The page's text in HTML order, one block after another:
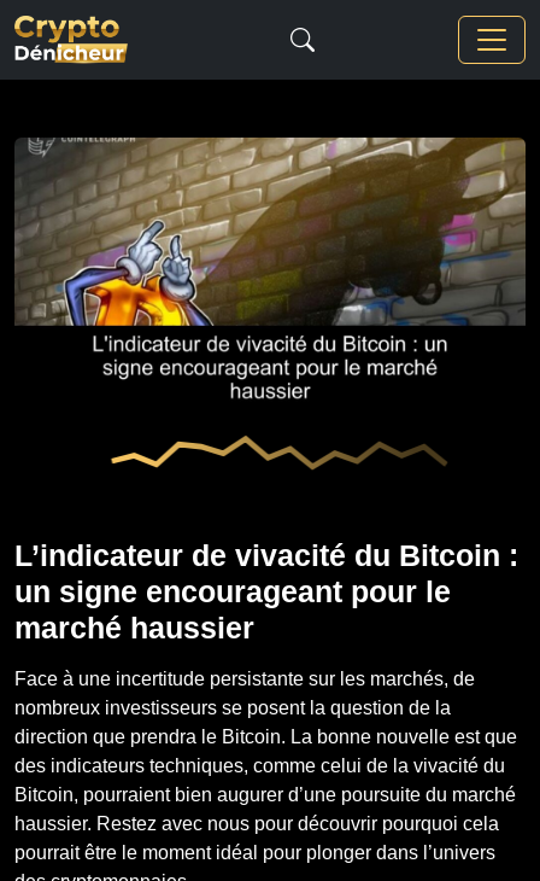
L’indicateur de vivacité du Bitcoin :
un signe encourageant pour le
marché haussier
Face à une incertitude persistante sur les marchés, de
nombreux investisseurs se posent la question de la
direction que prendra le Bitcoin. La bonne nouvelle est que
des indicateurs techniques, comme celui de la vivacité du
Bitcoin, pourraient bien augurer d’une poursuite du marché
haussier. Restez avec nous pour découvrir pourquoi cela
pourrait être le moment idéal pour plonger dans l’univers